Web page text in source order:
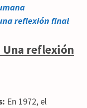
reflexión final
Una reflexión
En 1972, el